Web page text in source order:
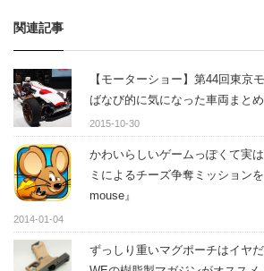
関連記事
【モーターショー】第44回東京
ばなび的に気になった車両まとめ
2015-10-30
かわいらしいゲームっぽくて実
ミによるチーズ争奪ミッション
mouse』
2014-01-04
ずっしり重いマグポーチはイヤ